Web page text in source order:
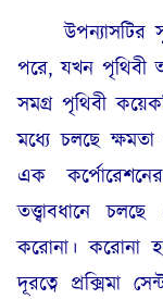
উপন্যাসটির
পরে, যখন পৃথিবী
সমগ্র পৃথিবী
মধ্যে চলছে
এক
তত্ত্বাবধানে
করোনা। করোনা
দূরত্বে প্রক্সিমা